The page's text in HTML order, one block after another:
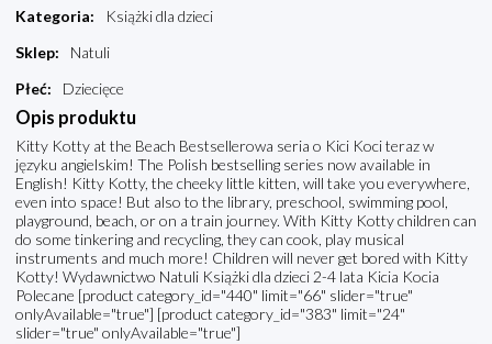
Kategoria:
Książki dla dzieci
Sklep:
Natuli
Płeć: Dziecięce
Opis produktu
Kitty Kotty at the Beach Bestsellerowa seria o Kici Koci teraz w
języku angielskim! The Polish bestselling series now available in
English! Kitty Kotty, the cheeky little kitten, will take you everywhere,
even into space! But also to the library, preschool, swimming pool,
playground, beach, or on a train journey. With Kitty Kotty children can
do some tinkering and recycling, they can cook, play musical
instruments and much more! Children will never get bored with Kitty
Kotty! Wydawnictwo Natuli Książki dla dzieci 2-4 lata Kicia Kocia
Polecane [product category_id="440" limit="66" slider="true"
onlyAvailable="true"] [product category_id="383" limit="24"
slider="true" onlyAvailable="true"]